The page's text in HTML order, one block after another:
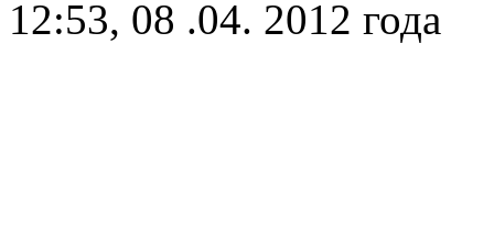
12:53, 08 .04. 2012 года